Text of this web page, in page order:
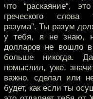
что “раскаяние“,
греческого слова
разума”. Ты разум
у тебя, я не знаю,
долларов не вошло
больше никогда.
помыслил, уже,
важно, сделал или
будет, как если ты